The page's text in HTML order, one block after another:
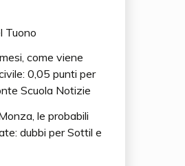
Tuono
come viene
0,05 punti per
Scuola Notizie
le probabili
dubbi per Sottil e